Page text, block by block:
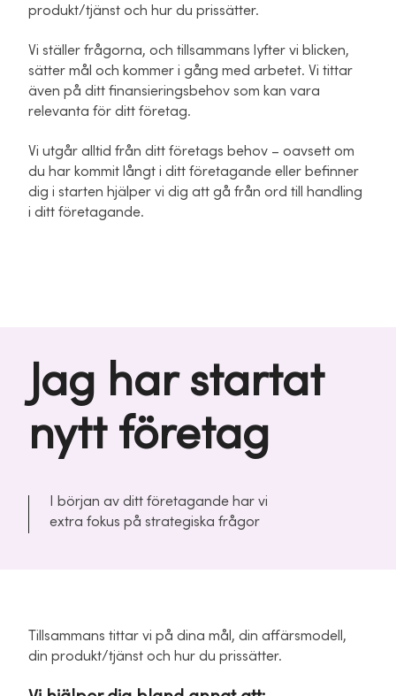
produkt/tjänst och hur du prissätter.
Vi ställer frågorna, och tillsammans lyfter vi blicken,
sätter mål och kommer i gång med arbetet. Vi tittar
även på ditt finansieringsbehov som kan vara
relevanta för ditt företag.
Vi utgår alltid från ditt företags behov – oavsett om
du har kommit långt i ditt företagande eller befinner
dig i starten hjälper vi dig att gå från ord till handling
i ditt företagande.
Jag har startat
nytt företag
I början av ditt företagande har vi
extra fokus på strategiska frågor
Tillsammans tittar vi på dina mål, din affärsmodell,
din produkt/tjänst och hur du prissätter.